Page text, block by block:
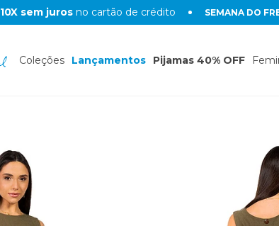
10X sem jurosno cartão de crédito SEMANA DO
Coleções Lançamentos Pijamas 40% OFF